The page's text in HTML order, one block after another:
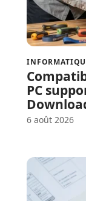
PC
6 août 2026